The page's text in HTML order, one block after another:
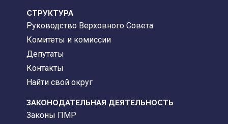
CТРУКТУРА
Руководство Верховного Совета
Комитеты и комиссии
Депутаты
Контакты
Найти свой округ
ЗАКОНОДАТЕЛЬНАЯ ДЕЯТЕЛЬНОСТЬ
Законы ПМР